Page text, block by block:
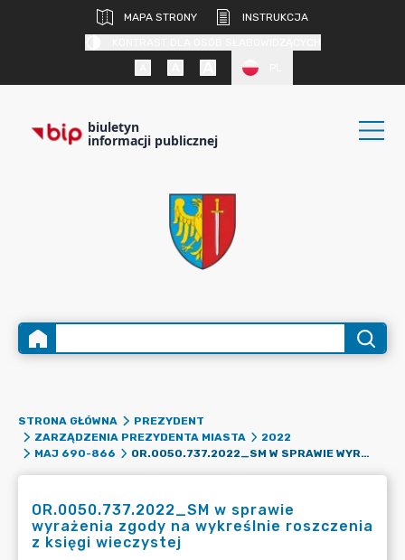
MAPA STRONY
INSTRUKCJA
biuletyn
informacji publicznej
STRONA GŁÓWNA
PREZYDENT
ZARZĄDZENIA PREZYDENTA MIASTA
2022
MAJ 690-866
OR.0050.737.2022_SM W SPRAWIE WYRAŻENIA ZGODY NA WYKREŚLNIE ROSZCZENIA Z KSIĘGI WIECZYSTEJ
OR.0050.737.2022_SM w sprawie
wyrażenia zgody na wykreślnie roszczenia
z księgi wieczystej